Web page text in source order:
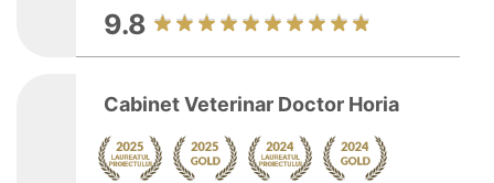
9.8
Cabinet Veterinar Doctor Horia